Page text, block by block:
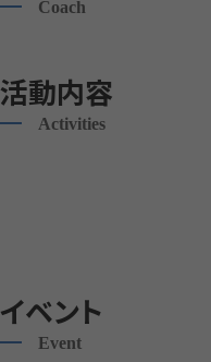
Coach
活動内容
Activities
イベント
Event